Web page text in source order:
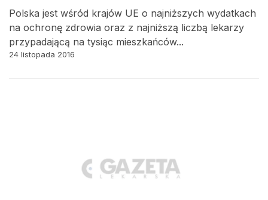
Polska jest wśród krajów UE o najniższych wydatkach
na ochronę zdrowia oraz z najniższą liczbą lekarzy
przypadającą na tysiąc mieszkańców...
24 listopada 2016